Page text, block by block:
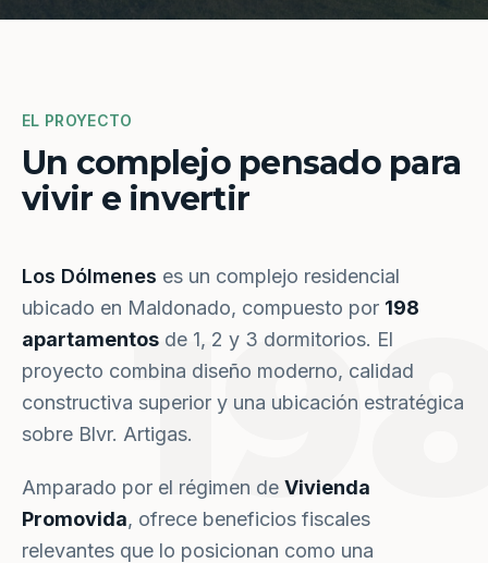
EL PROYECTO
Un complejo pensado para
vivir e invertir
Los Dólmenes es un complejo residencial
ubicado en Maldonado, compuesto por 198
apartamentos de 1, 2 y 3 dormitorios. El
proyecto combina diseño moderno, calidad
constructiva superior y una ubicación estratégica
sobre Blvr. Artigas.
Amparado por el régimen de Vivienda
Promovida, ofrece beneficios fiscales
relevantes que lo posicionan como una